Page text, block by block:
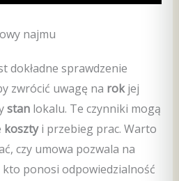
najmu
dokładne sprawdzenie
zwrócić uwagę na rokjej
stanlokalu. Te czynniki mogą
kosztyi przebieg prac. Warto
czy umowa pozwala na
ponosi odpowiedzialność